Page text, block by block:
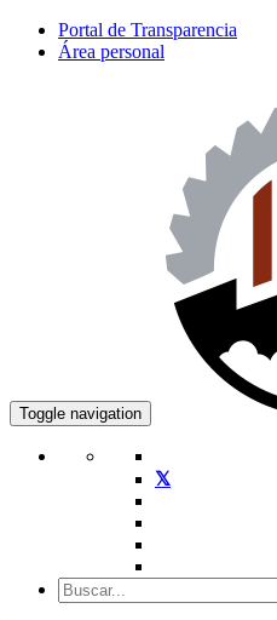
Portal de Transparencia
Área personal
Toggle navigation